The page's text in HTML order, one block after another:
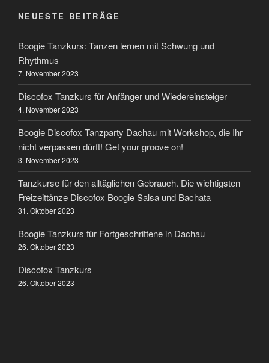
NEUESTE BEITRÄGE
Boogie Tanzkurs: Tanzen lernen mit Schwung und
Rhythmus
7. November 2023
Discofox Tanzkurs für Anfänger und Wiedereinsteiger
4. November 2023
Boogie Discofox Tanzparty Dachau mit Workshop, die Ihr
nicht verpassen dürft! Get your groove on!
3. November 2023
Tanzkurse für den alltäglichen Gebrauch. Die wichtigsten
Freizeittänze Discofox Boogie Salsa und Bachata
31. Oktober 2023
Boogie Tanzkurs für Fortgeschrittene in Dachau
26. Oktober 2023
Discofox Tanzkurs
26. Oktober 2023